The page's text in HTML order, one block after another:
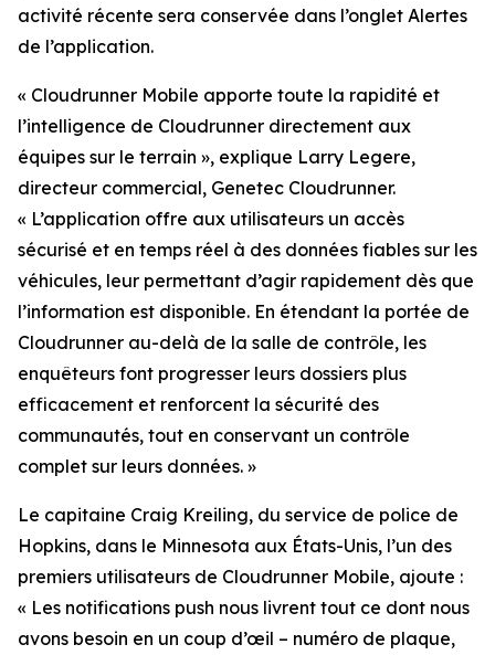
activité récente sera conservée dans l’onglet Alertes
de l’application.
« Cloudrunner Mobile apporte toute la rapidité et
l’intelligence de Cloudrunner directement aux
équipes sur le terrain », explique Larry Legere,
directeur commercial, Genetec Cloudrunner.
« L’application offre aux utilisateurs un accès
sécurisé et en temps réel à des données fiables sur les
véhicules, leur permettant d’agir rapidement dès que
l’information est disponible. En étendant la portée de
Cloudrunner au-delà de la salle de contrôle, les
enquêteurs font progresser leurs dossiers plus
efficacement et renforcent la sécurité des
communautés, tout en conservant un contrôle
complet sur leurs données. »
Le capitaine Craig Kreiling, du service de police de
Hopkins, dans le Minnesota aux États-Unis, l’un des
premiers utilisateurs de Cloudrunner Mobile, ajoute :
« Les notifications push nous livrent tout ce dont nous
avons besoin en un coup d’œil – numéro de plaque,